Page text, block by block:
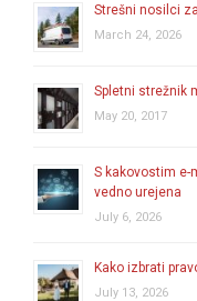
Strešni nosilci
March 24, 2026
Spletni strežnik
May 20, 2017
S kakovostim e-
vedno urejena
July 6, 2026
Kako izbrati
July 13, 2026